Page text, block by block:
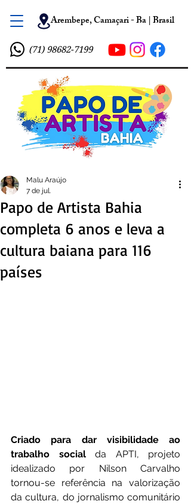
Arembepe, Camaçari - Ba | Brasil
(71) 98682-7199
Papo de Artista Bahia
completa 6 anos e leva a
cultura baiana para 116
países
Malu Araújo
7 de jul.
Criado para dar visibilidade ao
trabalho social da APTI, projeto
idealizado por Nilson Carvalho
tornou-se referência na valorização
da cultura, do jornalismo comunitário